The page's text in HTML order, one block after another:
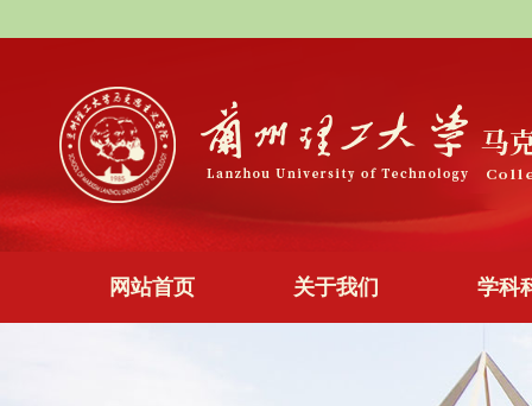
网站首页 关于我们 学科